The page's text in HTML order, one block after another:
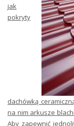
jak
pokryty
dachówką
na nim arkusze
Aby zapewnić